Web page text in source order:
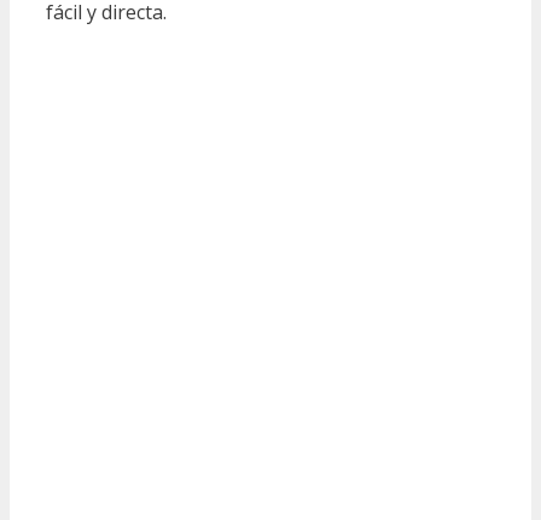
fácil y directa.